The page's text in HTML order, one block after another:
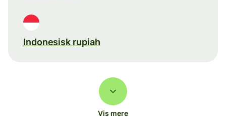
Indonesisk rupiah
Vis mere